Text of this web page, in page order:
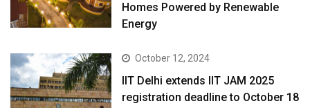
Homes Powered by Renewable
Energy
October 12, 2024
IIT Delhi extends IIT JAM 2025
registration deadline to October 18